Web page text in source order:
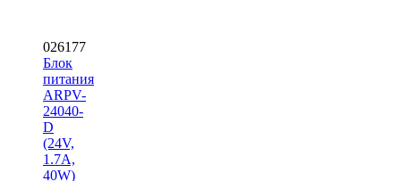
026177
Блок
питания
ARPV-
24040-
D
(24V,
1.7A,
40W)